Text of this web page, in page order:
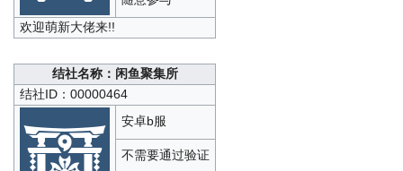
欢迎萌新大佬来!!
结社名称：闲鱼聚集所
结社ID：00000464
安卓b服
不需要通过验证